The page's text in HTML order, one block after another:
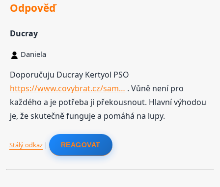
Odpověď
Ducray
Daniela
Doporučuju Ducray Kertyol PSO
https://www.covybrat.cz/sam… . Vůně není pro
každého a je potřeba ji překousnout. Hlavní výhodou
je, že skutečně funguje a pomáhá na lupy.
Stálý odkaz| REAGOVAT